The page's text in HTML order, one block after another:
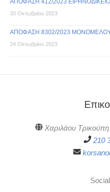
ΑΠΟΦΑΣΗ 412/2023
30 Οκτωβρίου 2023
ΑΠΟΦΑΣΗ 8302/2023
24 Οκτωβρίου 2023
Χαριλάου
210